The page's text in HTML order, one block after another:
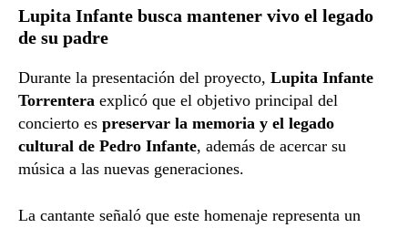
Lupita Infante busca mantener vivo el legado
de su padre
Durante la presentación del proyecto, Lupita Infante
Torrentera explicó que el objetivo principal del
concierto es preservar la memoria y el legado
cultural de Pedro Infante, además de acercar su
música a las nuevas generaciones.
La cantante señaló que este homenaje representa un